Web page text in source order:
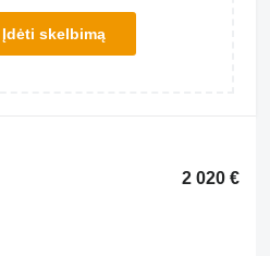
Įdėti skelbimą
2 020 €